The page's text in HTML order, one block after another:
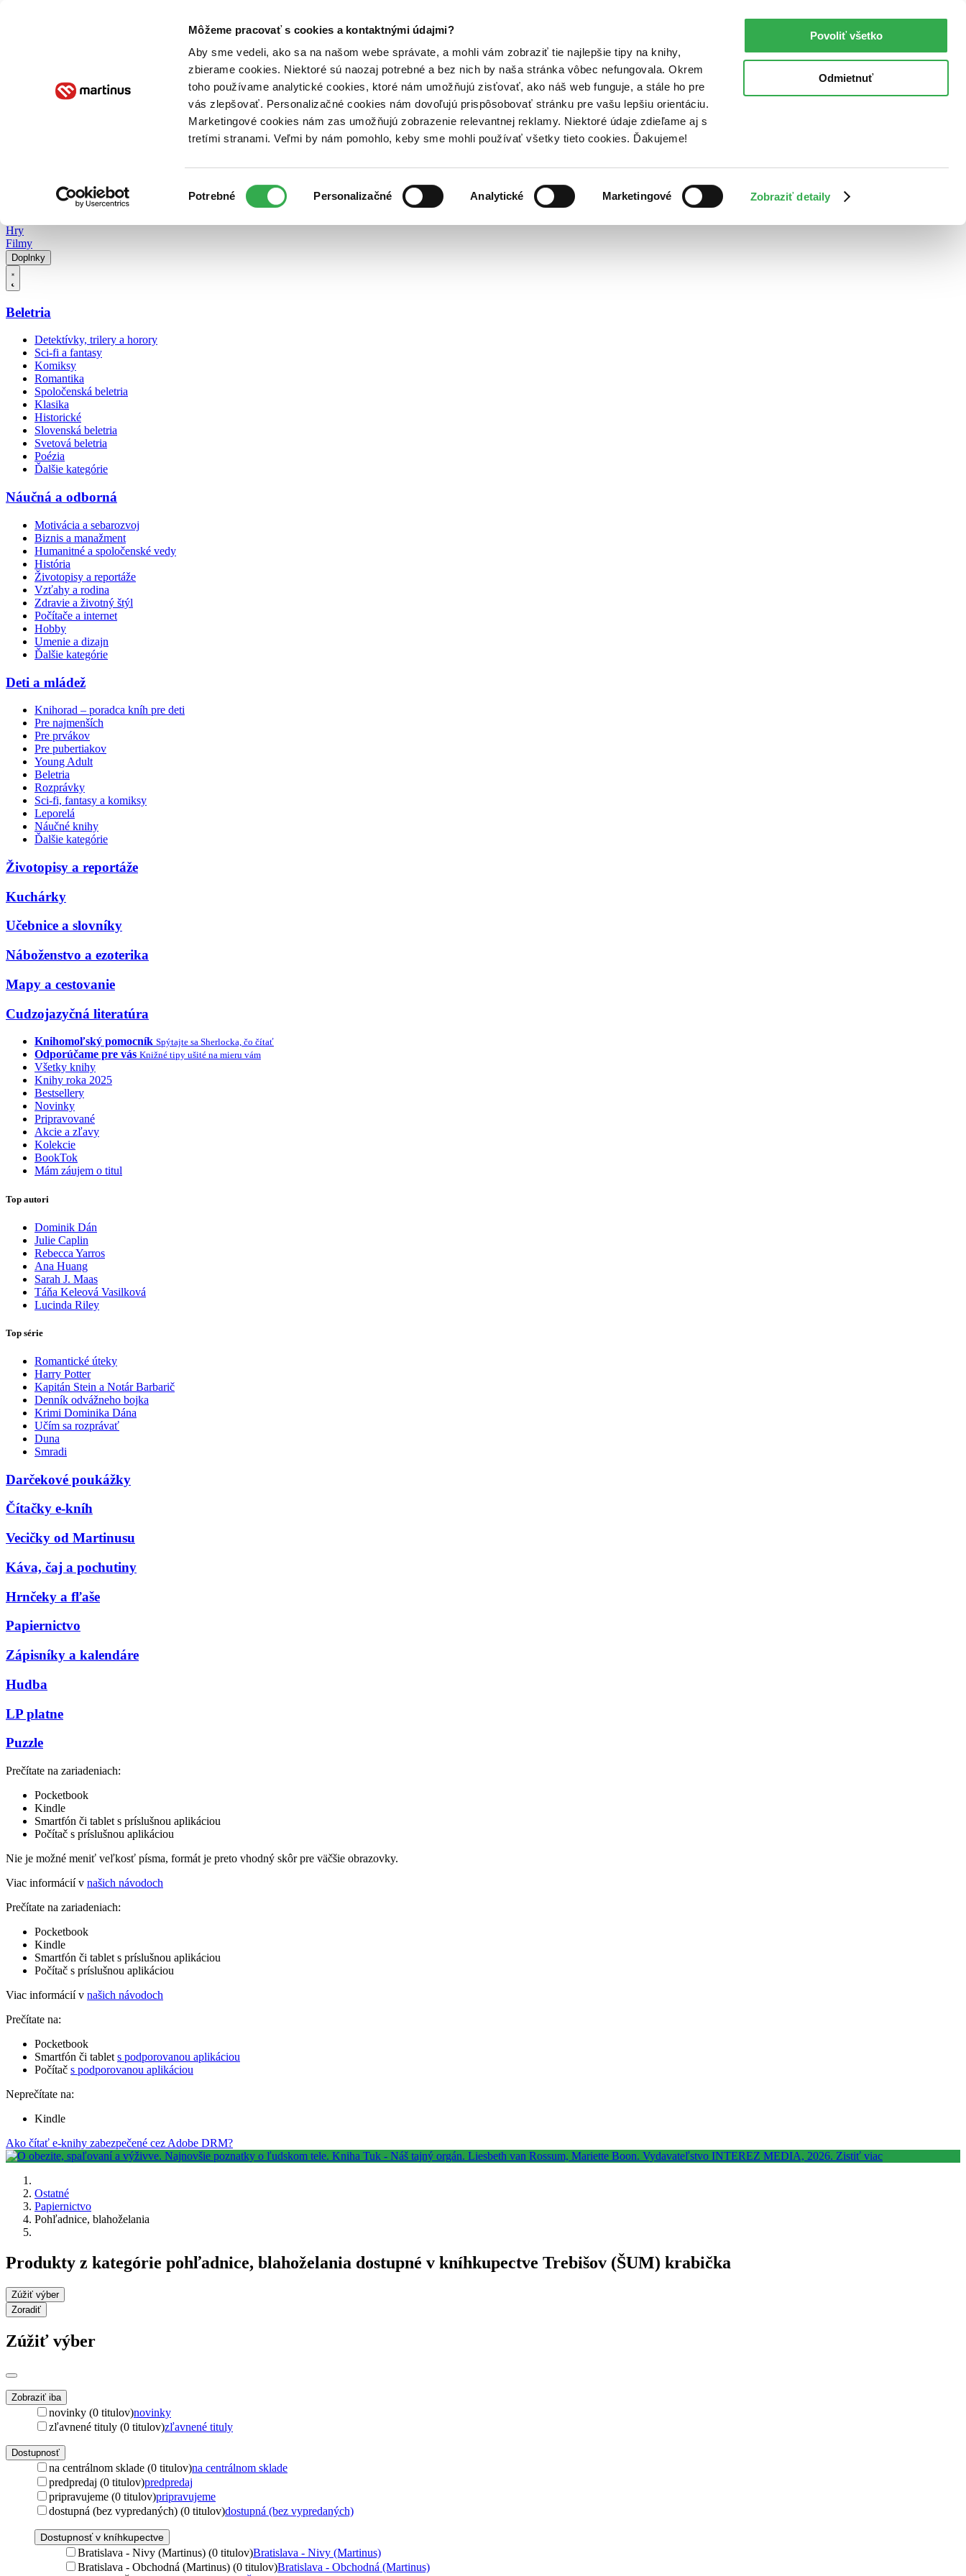
Môžeme pracovať s cookies a kontaktnými údajmi?
Aby sme vedeli, ako sa na našom webe správate, a mohli vám zobraziť tie najlepšie tipy na knihy,
zbierame cookies. Niektoré sú naozaj potrebné a bez nich by naša stránka vôbec nefungovala. Okrem
toho používame analytické cookies, ktoré nám umožňujú zisťovať, ako náš web funguje, a stále ho pre
vás zlepšovať. Personalizačné cookies nám dovoľujú prispôsobovať stránku pre vašu lepšiu orientáciu.
Marketingové cookies nám zas umožňujú zobrazenie relevantnej reklamy. Niektoré údaje zdieľame aj s
tretími stranami. Veľmi by nám pomohlo, keby sme mohli používať všetky tieto cookies. Ďakujeme!
súhlasu
Potrebné Personalizačné Analytické Marketingové Zobraziť detaily
Povoliť všetko
Odmietnuť
Poukážky Kontakt
Hry
Filmy
Doplnky
Beletria
Detektívky, trilery a horory
Sci-fi a fantasy
Komiksy
Romantika
Spoločenská beletria
Klasika
Historické
Slovenská beletria
Svetová beletria
Poézia
Ďalšie kategórie
Náučná a odborná
Motivácia a sebarozvoj
Biznis a manažment
Humanitné a spoločenské vedy
História
Životopisy a reportáže
Vzťahy a rodina
Zdravie a životný štýl
Počítače a internet
Hobby
Umenie a dizajn
Ďalšie kategórie
Deti a mládež
Knihorad – poradca kníh pre deti
Pre najmenších
Pre prvákov
Pre pubertiakov
Young Adult
Beletria
Rozprávky
Sci-fi, fantasy a komiksy
Leporelá
Náučné knihy
Ďalšie kategórie
Životopisy a reportáže
Kuchárky
Učebnice a slovníky
Náboženstvo a ezoterika
Mapy a cestovanie
Cudzojazyčná literatúra
Knihomoľský pomocník Spýtajte sa Sherlocka, čo čítať
Odporúčame pre vás Knižné tipy ušité na mieru vám
Všetky knihy
Knihy roka 2025
Bestsellery
Novinky
Pripravované
Akcie a zľavy
Kolekcie
BookTok
Mám záujem o titul
Top autori
Dominik Dán
Julie Caplin
Rebecca Yarros
Ana Huang
Sarah J. Maas
Táňa Keleová Vasilková
Lucinda Riley
Top série
Romantické úteky
Harry Potter
Kapitán Stein a Notár Barbarič
Denník odvážneho bojka
Krimi Dominika Dána
Učím sa rozprávať
Duna
Smradi
Darčekové poukážky
Čítačky e-kníh
Vecičky od Martinusu
Káva, čaj a pochutiny
Hrnčeky a fľaše
Papiernictvo
Zápisníky a kalendáre
Hudba
LP platne
Puzzle
Prečítate na zariadeniach:
Pocketbook
Kindle
Smartfón či tablet s príslušnou aplikáciou
Počítač s príslušnou aplikáciou
Nie je možné meniť veľkosť písma, formát je preto vhodný skôr pre väčšie obrazovky.
Viac informácií v našich návodoch
Prečítate na zariadeniach:
Pocketbook
Kindle
Smartfón či tablet s príslušnou aplikáciou
Počítač s príslušnou aplikáciou
Viac informácií v našich návodoch
Prečítate na:
Pocketbook
Smartfón či tablet s podporovanou aplikáciou
Počítač s podporovanou aplikáciou
Neprečítate na:
Kindle
Ako čítať e-knihy zabezpečené cez Adobe DRM?
Ostatné
Papiernictvo
Pohľadnice, blahoželania
Produkty z kategórie pohľadnice, blahoželania dostupné v kníhkupectve Trebišov (ŠUM) krabička
Zúžiť výber
Zoradiť
Zúžiť výber
Zobraziť iba
novinky (0 titulov)novinky
zľavnené tituly (0 titulov)zľavnené tituly
Dostupnosť
na centrálnom sklade (0 titulov)na centrálnom sklade
predpredaj (0 titulov)predpredaj
pripravujeme (0 titulov)pripravujeme
dostupná (bez vypredaných) (0 titulov)dostupná (bez vypredaných)
Dostupnosť v kníhkupectve
Bratislava - Nivy (Martinus) (0 titulov)Bratislava - Nivy (Martinus)
Bratislava - Obchodná (Martinus) (0 titulov)Bratislava - Obchodná (Martinus)